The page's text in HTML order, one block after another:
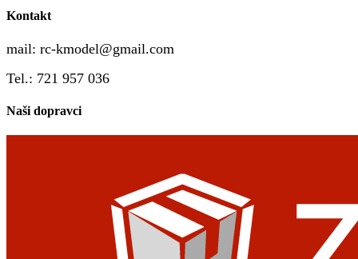
Kontakt
mail: rc-kmodel@gmail.com
Tel.: 721 957 036
Naši dopravci